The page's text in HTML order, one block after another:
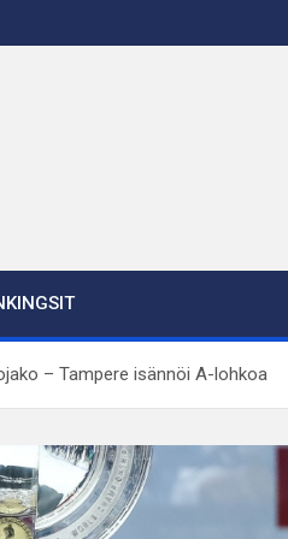
– Tampere isännöi A-lohkoa